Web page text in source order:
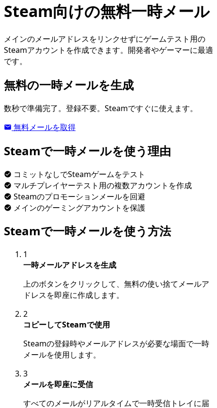
Steam向けの無料一時メール
メインのメールアドレスをリンクせずにゲームテスト用の
Steamアカウントを作成できます。開発者やゲーマーに最適
です。
無料の一時メールを生成
数秒で準備完了。登録不要。Steamですぐに使えます。
無料メールを取得
Steamで一時メールを使う理由
コミットなしでSteamゲームをテスト
マルチプレイヤーテスト用の複数アカウントを作成
Steamのプロモーションメールを回避
メインのゲーミングアカウントを保護
Steamで一時メールを使う方法
1
一時メールアドレスを生成
上のボタンをクリックして、無料の使い捨てメールア
ドレスを即座に作成します。
2
コピーしてSteamで使用
Steamの登録時やメールアドレスが必要な場面で一時
メールを使用します。
3
メールを即座に受信
すべてのメールがリアルタイムで一時受信トレイに届